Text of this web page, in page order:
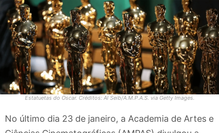
Estatuetas do Oscar. Créditos: Al Seib/A.M.P.A.S. via Getty Images.
No último dia 23 de janeiro, a Academia de Artes e